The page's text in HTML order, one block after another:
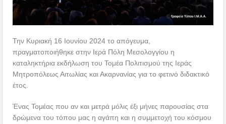
Την Κυριακή 16 Ιουνίου 2024 το απόγευμα,
πραγματοποιήθηκε στην Ιερά Πόλη Μεσολογγίου η
καταληκτήρια εκδήλωση του Τομέα Πολιτισμού της Ιεράς
Μητροπόλεως Αιτωλίας και Ακαρνανίας για το φετινό διδακτικό
έτος.
Ένας Τομέας που αν και μετρά μόλις έξι μήνες παρουσίας στα
δρώμενα του τόπου μας η αγάπη και η συμμετοχή του κόσμου